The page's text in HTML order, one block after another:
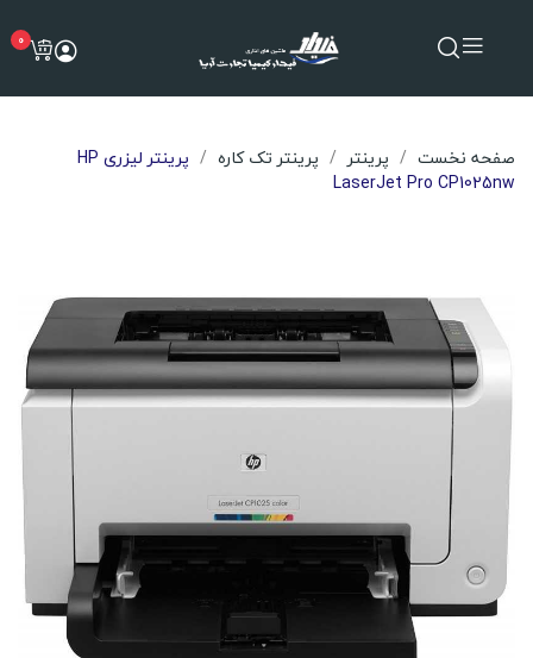
0
صفحه نخست پرینتر پرینتر تک کاره
پرینتر لیزری HP
LaserJet Pro CP1025nw